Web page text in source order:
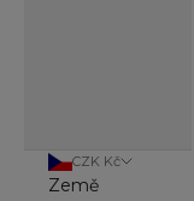
CZK Kč
Země